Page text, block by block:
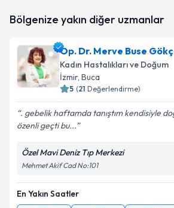
Bölgenize yakın diğer uzmanlar
Op. Dr. Merve Buse
Kadın Hastalıkları ve Doğum
İzmir, Buca
5 (21 Değerlendirme)
. gebelik haftamda tanıştım kendisiyle
özenli geçti bu...
Özel Mavi Deniz Tıp Merkezi
Mehmet Akif Cad No:101
En Yakın Saatler